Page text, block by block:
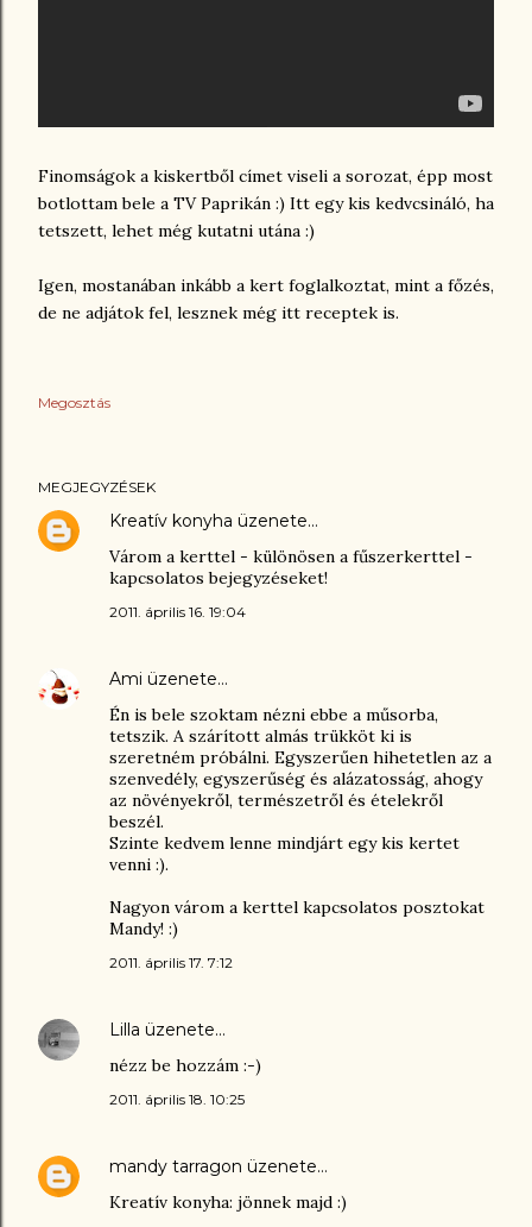
Finomságok a kiskertből címet viseli a sorozat, épp most
botlottam bele a TV Paprikán :) Itt egy kis kedvcsináló, ha
tetszett, lehet még kutatni utána :)
Igen, mostanában inkább a kert foglalkoztat, mint a főzés,
de ne adjátok fel, lesznek még itt receptek is.
Megosztás
MEGJEGYZÉSEK
Kreatív konyha üzenete…
Várom a kerttel - különösen a fűszerkerttel -
kapcsolatos bejegyzéseket!
2011. április 16. 19:04
Ami üzenete…
Én is bele szoktam nézni ebbe a műsorba,
tetszik. A szárított almás trükköt ki is
szeretném próbálni. Egyszerűen hihetetlen az a
szenvedély, egyszerűség és alázatosság, ahogy
az növényekről, természetről és ételekről
beszél.
Szinte kedvem lenne mindjárt egy kis kertet
venni :).
Nagyon várom a kerttel kapcsolatos posztokat
Mandy! :)
2011. április 17. 7:12
Lilla üzenete…
nézz be hozzám :-)
2011. április 18. 10:25
mandy tarragon üzenete…
Kreatív konyha: jönnek majd :)